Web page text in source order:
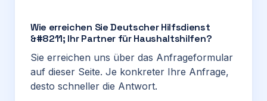
Wie erreichen Sie Deutscher Hilfsdienst
&#8211; Ihr Partner für Haushaltshilfen?
Sie erreichen uns über das Anfrageformular
auf dieser Seite. Je konkreter Ihre Anfrage,
desto schneller die Antwort.